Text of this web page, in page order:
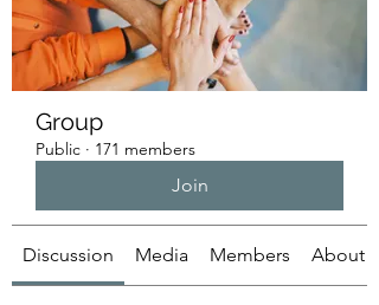
Group
Public · 171 members
Join
Discussion Media Members About